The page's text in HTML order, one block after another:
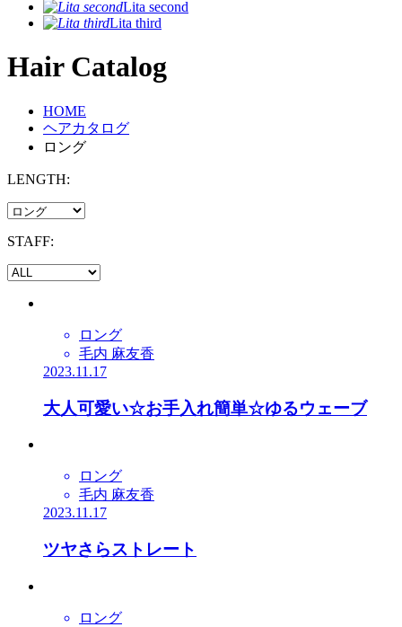
Lita second
Lita third
Hair Catalog
HOME
ヘアカタログ
ロング
LENGTH:
STAFF:
ロング
毛内 麻友香
2023.11.17
大人可愛い☆お手入れ簡単☆ゆるウェーブ
ロング
毛内 麻友香
2023.11.17
ツヤさらストレート
ロング